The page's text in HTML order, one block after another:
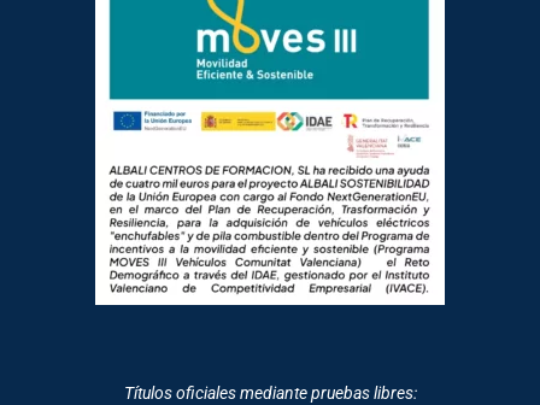
Títulos oficiales mediante pruebas libres: